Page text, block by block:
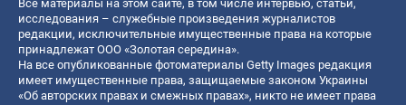
Все материалы на этом сайте, в том числе интервью, статьи,
исследования – служебные произведения журналистов
редакции, исключительные имущественные права на которые
принадлежат ООО «Золотая середина».
На все опубликованные фотоматериалы Getty Images редакция
имеет имущественные права, защищаемые законом Украины
«Об авторских правах и смежных правах», никто не имеет права